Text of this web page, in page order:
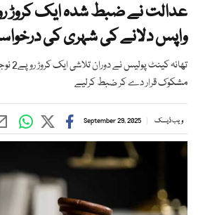
عدالت نے ضبط شدہ ایک کروڑ
واپس دلانے کی شہری کی
تھانہ
مشکوک قرار دے کر ضبط کرلیے
ویب ڈیسک September 29, 2025